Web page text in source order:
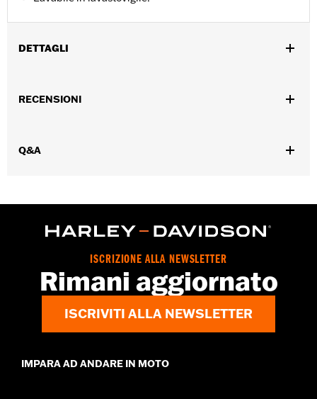
DETTAGLI
Codice stile fornitore:
RECENSIONI
Q&A
ISCRIZIONE ALLA NEWSLETTER
Rimani aggiornato
ISCRIVITI ALLA NEWSLETTER
IMPARA AD ANDARE IN MOTO